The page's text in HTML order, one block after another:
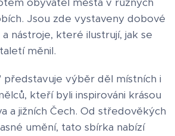
Jsou zde vystaveny dobové
nástroje, které ilustrují, jak se
měnil.
představuje výběr děl místních i
kteří byli inspirováni krásou
a jižních Čech. Od středověkých
umění, tato sbírka nabízí